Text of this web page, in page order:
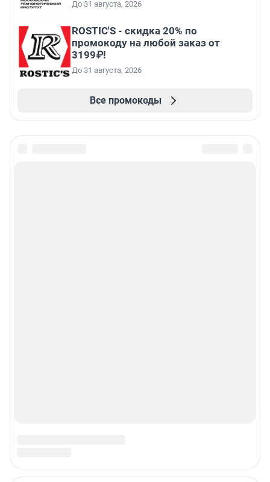
До 31 августа, 2026
ROSTIC'S - скидка 20% по
промокоду на любой заказ от
3199₽!
До 31 августа, 2026
Все промокоды